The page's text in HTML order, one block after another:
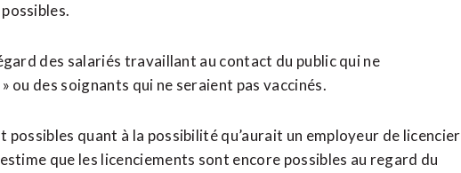
des salariés travaillant au contact du public qui ne
ou des soignants qui ne seraient pas vaccinés.
quant à la possibilité qu’aurait un employeur de licencier
que les licenciements sont encore possibles au regard du